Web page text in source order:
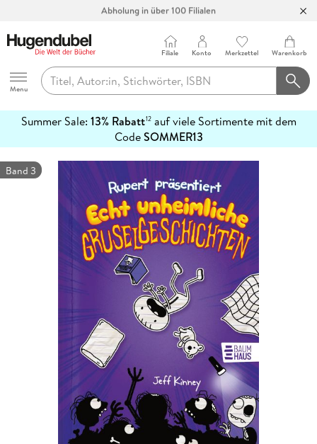
Abholung in über 100 Filialen
Hugendubel
Menu
Filiale Konto Merkzettel Warenkorb
Summer Sale: 13% Rabatt12auf viele Sortimente mit dem
CodeSOMMER13
erfahren
Band 3